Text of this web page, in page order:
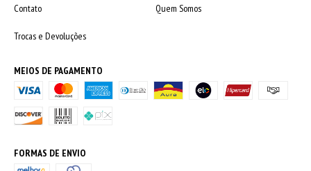
Contato
Quem Somos
Trocas e Devoluções
MEIOS DE PAGAMENTO
FORMAS DE ENVIO